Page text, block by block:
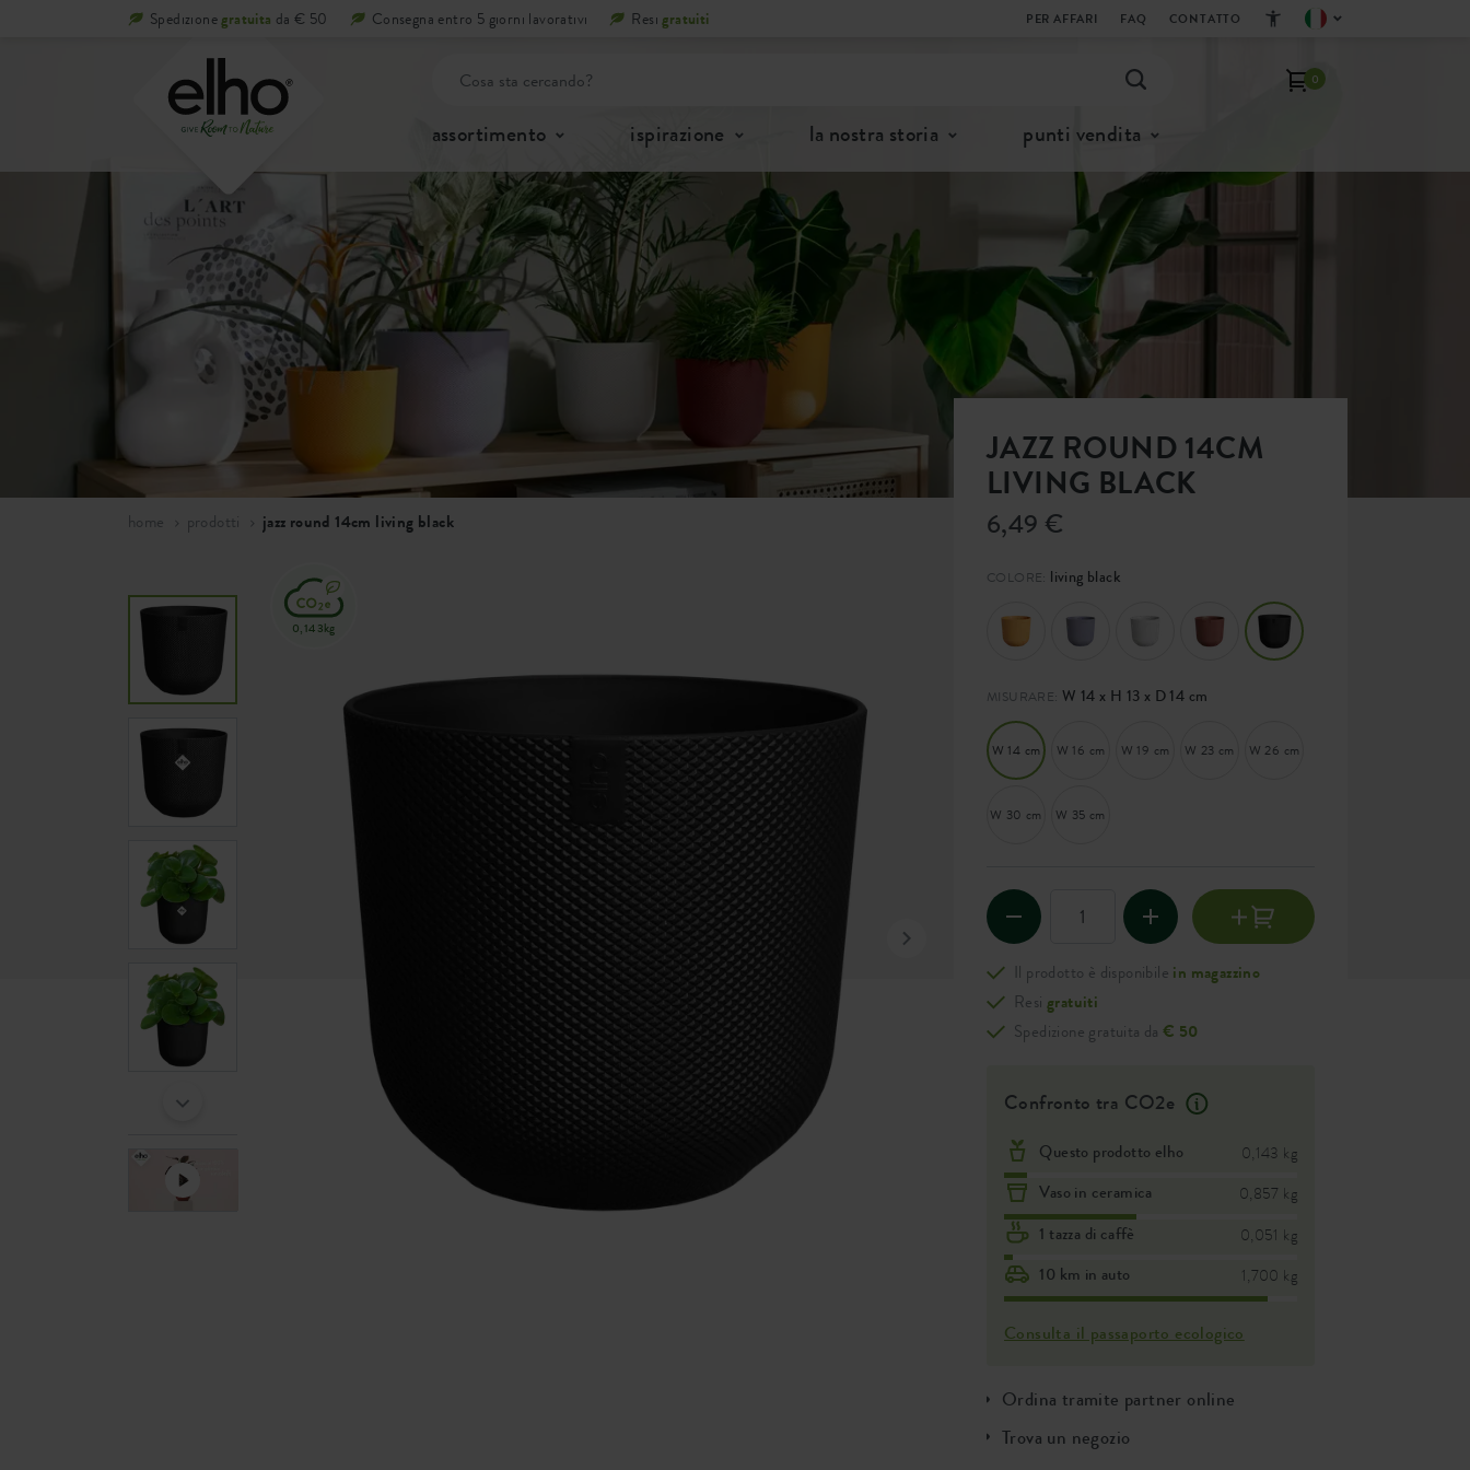
Spedizionegratuita da € 50 Consegna entro 5 giorni lavorativi Resigratuiti PER AFFARI FAQ CONTATTO
0
assortimento ispirazione la nostra storia punti vendita
home prodotti jazz round 14cm living black
JAZZ ROUND 14CM
LIVING BLACK
6,49 €
COLORE: living black
MISURARE: W 14 x H 13 x D 14 cm
W 14 cm W 16 cm W 19 cm W 23 cm W 26 cm
W 30 cm W 35 cm
Il prodotto è disponibile in magazzino
Resi gratuiti
Spedizione gratuita da€ 50
Confronto tra CO2e
Questo prodotto elho 0,143 kg
Vaso in ceramica 0,857 kg
1 tazza di caffè 0,051 kg
10 km in auto 1,700 kg
Consulta il passaporto ecologico
Ordina tramite partner online
Trova un negozio
0,143kg